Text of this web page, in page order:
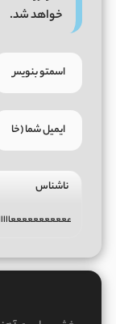
خواهد شد.
ناشناس